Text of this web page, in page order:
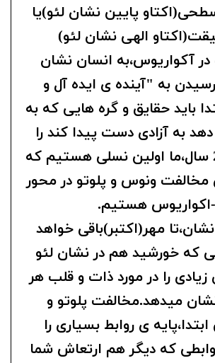
پایین نشان لئو)یا
الهی نشان لئو)
در آکواریوس،به انسان نشان
به "آینده ی ایده آل و
باید حقایق و گره هایی که به
به آزادی دست پیدا کند را
ببیند.بعد از 248 سال،ما اولین نسلی هستیم که
مخالفت ونوس و پلوتو در محور
اکواریوس هستیم.
مهر(اکتبر)باقی خواهد
که خورشید هم در نشان لئو
زیادی را در مورد ذات و قلب هر
میدهد.مخالفت پلوتو و
پایه ی روابط بسیاری را
که دیگر هم ارتعاش شما